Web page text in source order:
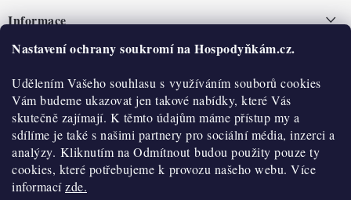
Nastavení ochrany soukromí na Hospodyňkám.cz.
Udělením Vašeho souhlasu s využíváním souborů cookies
Vám budeme ukazovat jen takové nabídky, které Vás
skutečně zajímají. K těmto údajům máme přístup my a
sdílíme je také s našimi partnery pro sociální média, inzerci a
analýzy. Kliknutím na Odmítnout budou použity pouze ty
cookies, které potřebujeme k provozu našeho webu. Více
informacízde.
pInformace
Nepřevzetí zásilky na dobírku
Obchodní podmínky
Hodnocení obchodu
Blog
Moje objednávka
O nás
Historie
Kontakty
O nákupu
Reklamace a vratky
Výdejní místa